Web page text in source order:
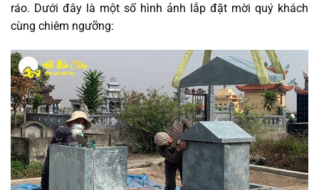
ráo. Dưới đây là một số hình ảnh lắp đặt mời quý khách
cùng chiêm ngưỡng: